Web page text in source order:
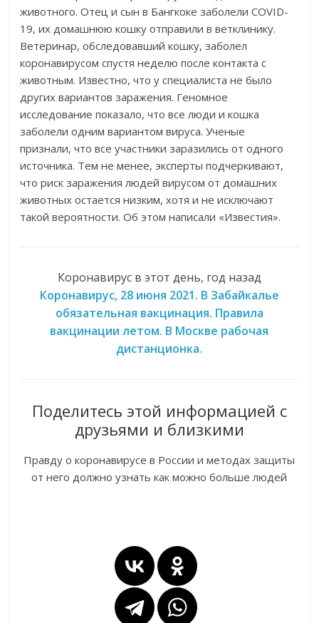
животного. Отец и сын в Бангкоке заболели COVID-
19, их домашнюю кошку отправили в ветклинику.
Ветеринар, обследовавший кошку, заболел
коронавирусом спустя неделю после контакта с
животным. Известно, что у специалиста не было
других вариантов заражения. Геномное
исследование показало, что все люди и кошка
заболели одним вариантом вируса. Ученые
признали, что все участники заразились от одного
источника. Тем не менее, эксперты подчеркивают,
что риск заражения людей вирусом от домашних
животных остается низким, хотя и не исключают
такой вероятности. Об этом написали «Известия».
Коронавирус в этот день, год назад
Коронавирус, 28 июня 2021. В Забайкалье
обязательная вакцинация. Правила
вакцинации летом. В Москве рабочая
дистанционка.
Поделитесь этой информацией с
друзьями и близкими
Правду о коронавирусе в России и методах защиты
от него должно узнать как можно больше людей